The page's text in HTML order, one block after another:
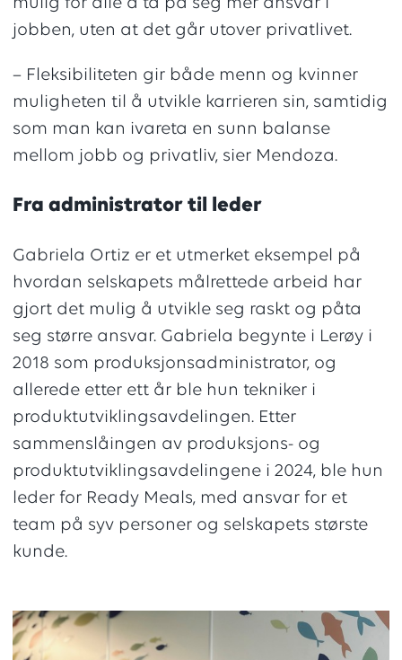
jobben, uten at det går utover privatlivet.
– Fleksibiliteten gir både menn og kvinner
muligheten til å utvikle karrieren sin, samtidig
som man kan ivareta en sunn balanse
mellom jobb og privatliv, sier Mendoza.
Fra administrator til leder
Gabriela Ortiz er et utmerket eksempel på
hvordan selskapets målrettede arbeid har
gjort det mulig å utvikle seg raskt og påta
seg større ansvar. Gabriela begynte i Lerøy i
2018 som produksjonsadministrator, og
allerede etter ett år ble hun tekniker i
produktutviklingsavdelingen. Etter
sammenslåingen av produksjons- og
produktutviklingsavdelingene i 2024, ble hun
leder for Ready Meals, med ansvar for et
team på syv personer og selskapets største
kunde.